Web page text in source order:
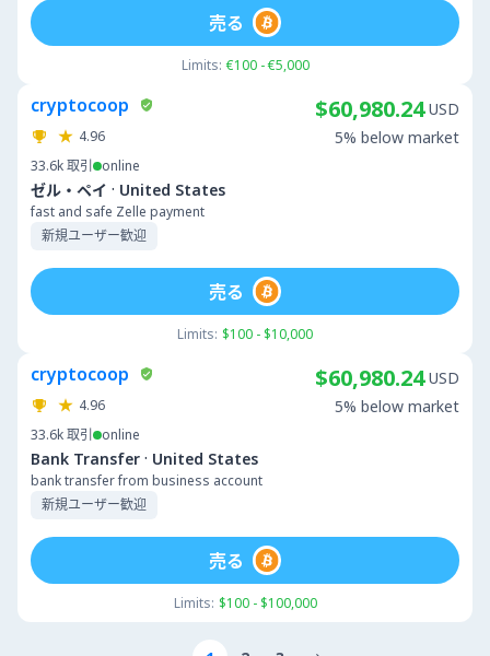
Limits: €100 - €5,000
売る
cryptocoop
4.96
33.6k取引 online
ゼル・ペイ · United States
fast and safe Zelle payment
新規ユーザー歓迎
$60,980.24 USD
5% below market
Limits: $100 - $10,000
売る
cryptocoop
4.96
33.6k取引 online
Bank Transfer · United States
bank transfer from business account
新規ユーザー歓迎
$60,980.24 USD
5% below market
Limits: $100 - $100,000
売る